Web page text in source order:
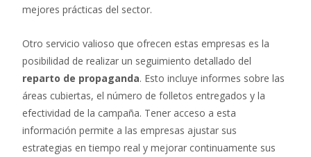
mejores prácticas del sector.
Otro servicio valioso que ofrecen estas empresas es la
posibilidad de realizar un seguimiento detallado del
reparto de propaganda. Esto incluye informes sobre las
áreas cubiertas, el número de folletos entregados y la
efectividad de la campaña. Tener acceso a esta
información permite a las empresas ajustar sus
estrategias en tiempo real y mejorar continuamente sus